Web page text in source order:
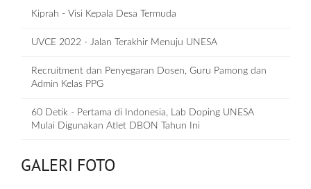
Kiprah - Visi Kepala Desa Termuda
UVCE 2022 - Jalan Terakhir Menuju UNESA
Recruitment dan Penyegaran Dosen, Guru Pamong dan
Admin Kelas PPG
60 Detik - Pertama di Indonesia, Lab Doping UNESA
Mulai Digunakan Atlet DBON Tahun Ini
GALERI FOTO